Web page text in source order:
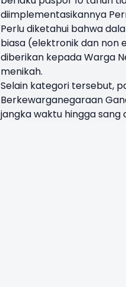
diimplementasikannya
Perlu diketahui bahwa
biasa (elektronik dan non
diberikan kepada Warga
menikah.
Selain kategori tersebut,
Berkewarganegaraan
jangka waktu hingga